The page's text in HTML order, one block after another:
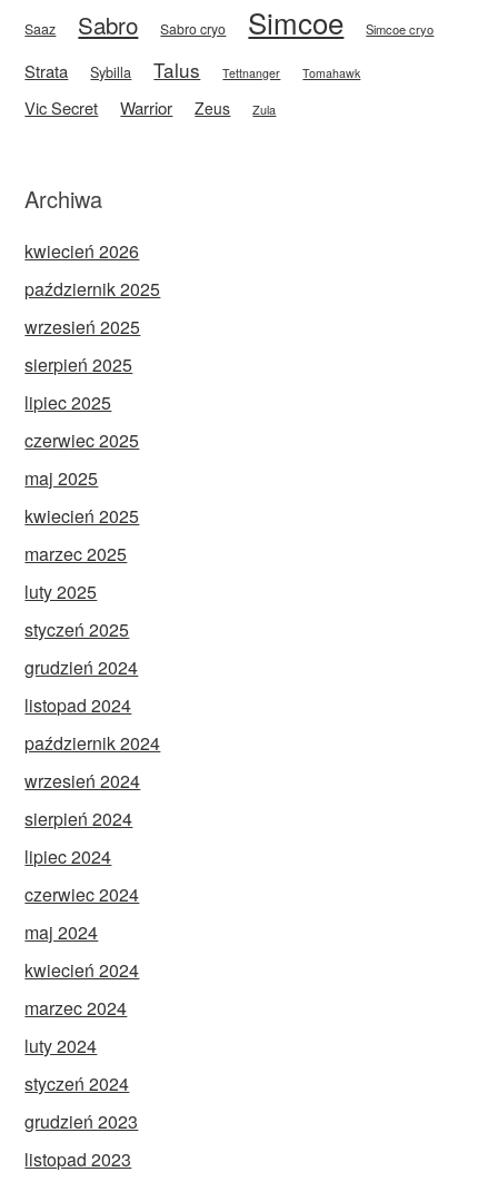
Saaz Sabro Sabro cryo Simcoe Simcoe cryo
Strata Sybilla Talus Tettnanger Tomahawk
Vic Secret Warrior Zeus Zula
Archiwa
kwiecień 2026
październik 2025
wrzesień 2025
sierpień 2025
lipiec 2025
czerwiec 2025
maj 2025
kwiecień 2025
marzec 2025
luty 2025
styczeń 2025
grudzień 2024
listopad 2024
październik 2024
wrzesień 2024
sierpień 2024
lipiec 2024
czerwiec 2024
maj 2024
kwiecień 2024
marzec 2024
luty 2024
styczeń 2024
grudzień 2023
listopad 2023